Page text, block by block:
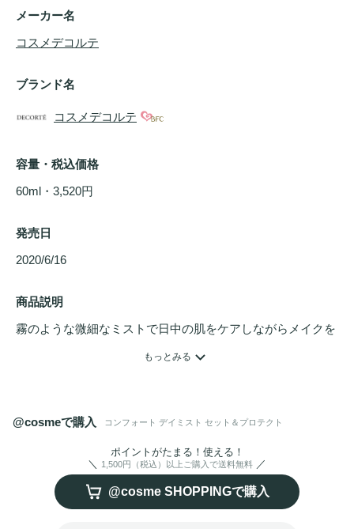
メーカー名
コスメデコルテ
ブランド名
コスメデコルテ
容量・税込価格
60ml・3,520円
発売日
2020/6/16
商品説明
霧のような微細なミストで日中の肌をケアしながらメイクを
がなく、みずみずしさに満ちた使い心地で
うるおい
ウォータープルーフタイプ。 アロマティックグリーンフ
ローラルの心やすらぐ香り。
もっとみる
@cosmeで購入 コンフォート デイミスト セット＆プロテクト
ポイントがたまる！使える！
1,500円（税込）以上ご購入で送料無料
@cosme SHOPPINGで購入